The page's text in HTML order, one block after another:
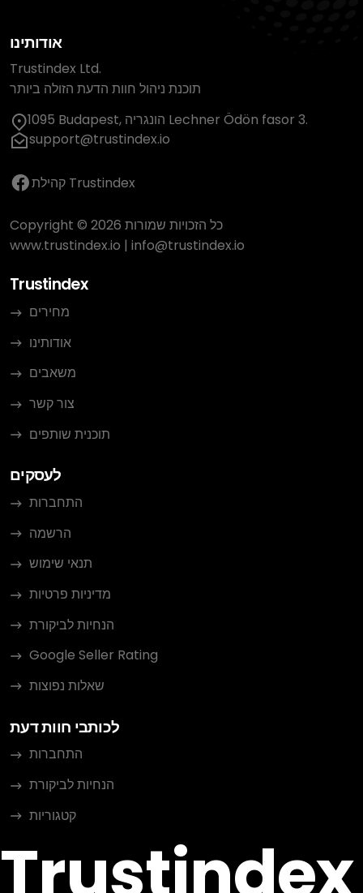
אודותינו
Trustindex Ltd.
תוכנת ניהול חוות הדעת הזולה ביותר
1095 Budapest, הונגריה Lechner Ödön fasor 3.
support@trustindex.io
קהילת Trustindex
Copyright © 2026 כל הזכויות שמורות
www.trustindex.io | info@trustindex.io
Trustindex
מחירים
אודותינו
משאבים
צור קשר
תוכנית שותפים
לעסקים
התחברות
הרשמה
תנאי שימוש
מדיניות פרטיות
הנחיות לביקורת
Google Seller Rating
שאלות נפוצות
לכותבי חוות דעת
התחברות
הנחיות לביקורת
קטגוריות
Trustindex